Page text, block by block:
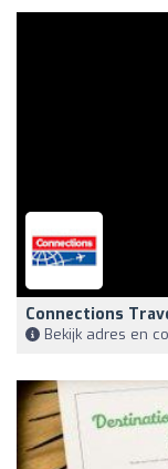
Connections
Bekijk adres en